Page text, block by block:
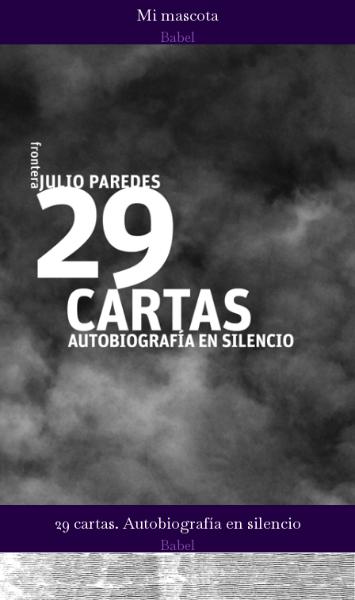
Mi mascota
Babel
29 cartas. Autobiografía en silencio
Babel